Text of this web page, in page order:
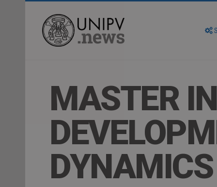
MASTER